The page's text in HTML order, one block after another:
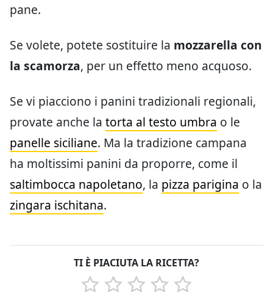
pane.
Se volete, potete sostituire la mozzarella con
la scamorza, per un effetto meno acquoso.
Se vi piacciono i panini tradizionali regionali,
provate anche la torta al testo umbra o le
panelle siciliane. Ma la tradizione campana
ha moltissimi panini da proporre, come il
saltimbocca napoletano, la pizza parigina o la
zingara ischitana.
TI È PIACIUTA LA RICETTA?